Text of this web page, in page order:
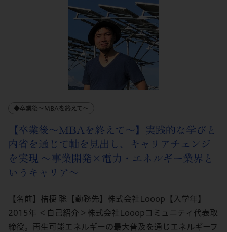
◆卒業後～MBAを終えて～
【卒業後～MBAを終えて～】実践的な学びと
内省を通じて軸を見出し、キャリアチェンジ
を実現 ～事業開発×電力・エネルギー業界と
いうキャリア～
【名前】桔梗 聡【勤務先】株式会社Looop【入学年】
2015年 ＜自己紹介＞株式会社Looopコミュニティ代表取
締役。再生可能エネルギーの最大普及を通じエネルギーフ